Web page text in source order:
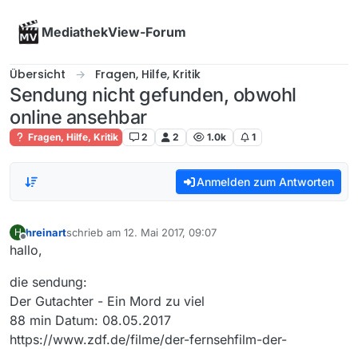
MediathekView-Forum
Übersicht Fragen, Hilfe, Kritik
Sendung nicht gefunden, obwohl
online ansehbar
Fragen, Hilfe, Kritik 2 2 1.0k 1
Anmelden zum Antworten
H
Offline
hreinartschrieb am 12. Mai 2017, 09:07
zuletzt editiert von
hallo,
die sendung:
Der Gutachter - Ein Mord zu viel
88 min Datum: 08.05.2017
https://www.zdf.de/filme/der-fernsehfilm-der-